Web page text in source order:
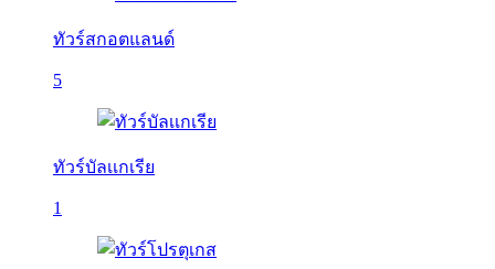
ทัวร์สกอตแลนด์
5
ทัวร์บัลเเกเรีย
1